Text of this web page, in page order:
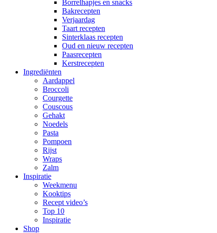
Borrelhapjes en snacks
Bakrecepten
Verjaardag
Taart recepten
Sinterklaas recepten
Oud en nieuw recepten
Paasrecepten
Kerstrecepten
Ingrediënten
Aardappel
Broccoli
Courgette
Couscous
Gehakt
Noedels
Pasta
Pompoen
Rijst
Wraps
Zalm
Inspiratie
Weekmenu
Kooktips
Recept video’s
Top 10
Inspiratie
Shop